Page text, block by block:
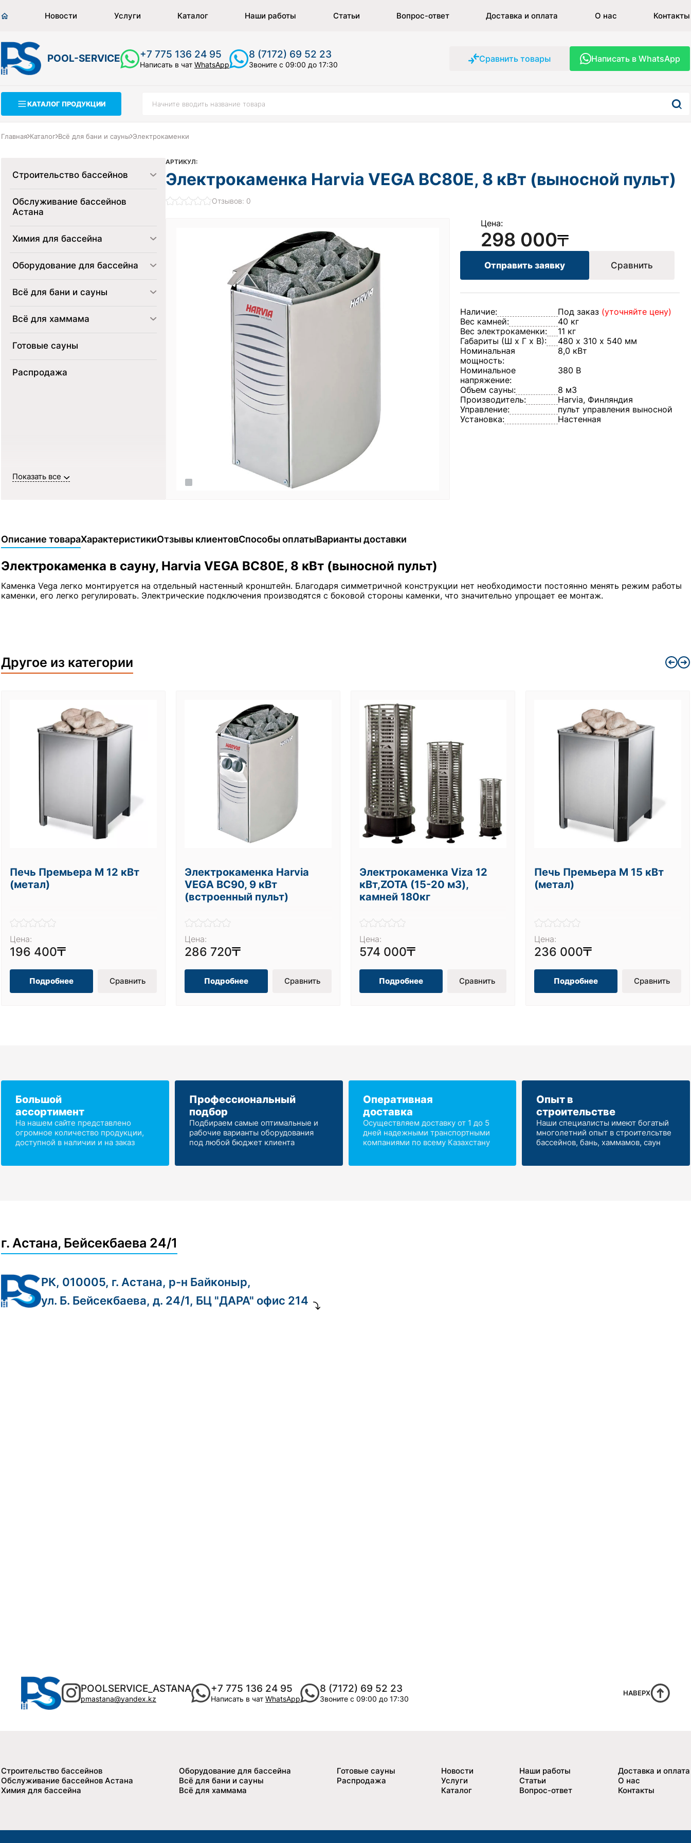
Новости Услуги Каталог Наши работы Статьи Вопрос-ответ Доставка и оплата О нас Контакты
POOL-SERVICE +7 775 136 24 95
Написать в чат WhatsApp
8 (7172) 69 52 23
Звоните с 09:00 до 17:30
Сравнить товары Написать в WhatsApp
КАТАЛОГ ПРОДУКЦИИ
Главная Каталог Всё для бани и сауны Электрокаменки
Показать все
Строительство бассейнов
Обслуживание бассейнов
Астана
Химия для бассейна
Оборудование для бассейна
Всё для бани и сауны
Всё для хаммама
Готовые сауны
Распродажа
АРТИКУЛ:
Электрокаменка Harvia VEGA BC80E, 8 кВт (выносной пульт)
Отзывов: 0
Цена:
298 000
Отправить заявку Сравнить
Наличие: Под заказ (уточняйте цену)
Вес камней:
40 кг
Вес электрокаменки:
11 кг
Габариты (Ш х Г х В):
480 х 310 х 540 мм
Номинальная
мощность:
8,0 кВт
Номинальное
напряжение:
380 В
Объем сауны:
8 м3
Производитель:
Harvia, Финляндия
Управление:
пульт управления выносной
Установка:
Настенная
Описание товараХарактеристикиОтзывы клиентовСпособы оплатыВарианты доставки
Электрокаменка в сауну, Harvia VEGA BC80E, 8 кВт (выносной пульт)
Каменка Vega легко монтируется на отдельный настенный кронштейн. Благодаря симметричной конструкции нет необходимости постоянно менять режим работы
каменки, его легко регулировать. Электрические подключения производятся с боковой стороны каменки, что значительно упрощает ее монтаж.
Другое из категории
Печь Премьера М 12 кВт
(метал)
Цена:
196 400
Подробнее Сравнить
Электрокаменка Harvia
VEGA BC90, 9 кВт
(встроенный пульт)
Цена:
286 720
Подробнее Сравнить
Электрокаменка Viza 12
кВт,ZOTA (15-20 м3),
камней 180кг
Цена:
574 000
Подробнее Сравнить
Печь Премьера М 15 кВт
(метал)
Цена:
236 000
Подробнее Сравнить
Большой
ассортимент
На нашем сайте представлено
огромное количество продукции,
доступной в наличии и на заказ
Профессиональный
подбор
Подбираем самые оптимальные и
рабочие варианты оборудования
под любой бюджет клиента
Оперативная
доставка
Осуществляем доставку от 1 до 5
дней надежными транспортными
компаниями по всему Казахстану
Опыт в
строительстве
Наши специалисты имеют богатый
многолетний опыт в строителсьтве
бассейнов, бань, хаммамов, саун
г. Астана, Бейсекбаева 24/1
РК, 010005, г. Астана, р-н Байконыр,
ул. Б. Бейсекбаева, д. 24/1, БЦ "ДАРА" офис 214
POOLSERVICE_ASTANA
pmastana@yandex.kz
+7 775 136 24 95
Написать в чат WhatsApp
8 (7172) 69 52 23
Звоните с 09:00 до 17:30
НАВЕРХ
Строительство бассейнов
Обслуживание бассейнов Астана
Химия для бассейна
Оборудование для бассейна
Всё для бани и сауны
Всё для хаммама
Готовые сауны
Распродажа
Новости
Услуги
Каталог
Наши работы
Статьи
Вопрос-ответ
Доставка и оплата
О нас
Контакты